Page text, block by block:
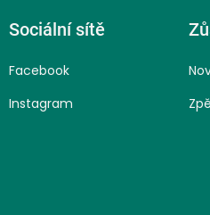
Sociální sítě
Facebook
Instagram